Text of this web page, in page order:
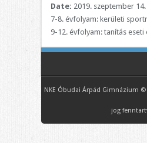
Date: 2019. szeptember 14.
7-8. évfolyam: kerületi
9-12. évfolyam: tanítás
NKE Óbudai Árpád Gimnázium
jog